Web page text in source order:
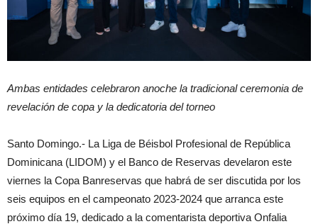
Ambas entidades celebraron anoche la tradicional ceremonia de
revelación de copa y la dedicatoria del torneo
Santo Domingo.- La Liga de Béisbol Profesional de República
Dominicana (LIDOM) y el Banco de Reservas develaron este
viernes la Copa Banreservas que habrá de ser discutida por los
seis equipos en el campeonato 2023-2024 que arranca este
próximo día 19, dedicado a la comentarista deportiva Onfalia